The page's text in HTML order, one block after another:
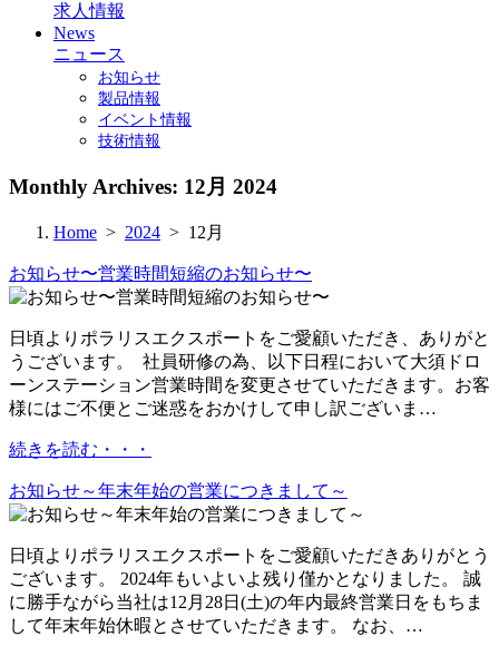
求人情報
News
ニュース
お知らせ
製品情報
イベント情報
技術情報
Monthly Archives: 12月 2024
Home > 2024 > 12月
お知らせ〜営業時間短縮のお知らせ〜
日頃よりポラリスエクスポートをご愛顧いただき、ありがと
うございます。 社員研修の為、以下日程において大須ドロ
ーンステーション営業時間を変更させていただきます。お客
様にはご不便とご迷惑をおかけして申し訳ございま…
続きを読む・・・
お知らせ～年末年始の営業につきまして～
日頃よりポラリスエクスポートをご愛顧いただきありがとう
ございます。 2024年もいよいよ残り僅かとなりました。 誠
に勝手ながら当社は12月28日(土)の年内最終営業日をもちま
して年末年始休暇とさせていただきます。 なお、…